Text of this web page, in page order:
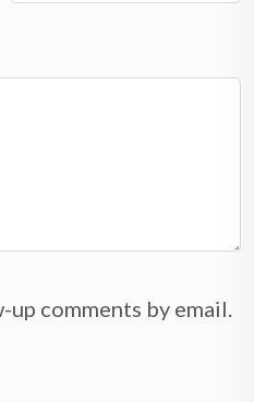
comments by email.